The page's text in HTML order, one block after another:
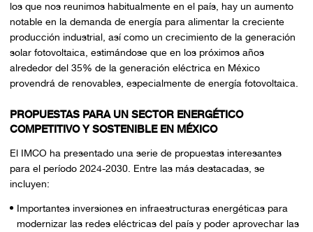
los que nos reunimos habitualmente en el país, hay un aumento
notable en la demanda de energía para alimentar la creciente
producción industrial, así como un crecimiento de la generación
solar fotovoltaica, estimándose que en los próximos años
alrededor del 35% de la generación eléctrica en México
provendrá de renovables, especialmente de energía fotovoltaica.
PROPUESTAS PARA UN SECTOR ENERGÉTICO
COMPETITIVO Y SOSTENIBLE EN MÉXICO
El IMCO ha presentado una serie de propuestas interesantes
para el período 2024-2030. Entre las más destacadas, se
incluyen:
Importantes inversiones en infraestructuras energéticas para
modernizar las redes eléctricas del país y poder aprovechar las